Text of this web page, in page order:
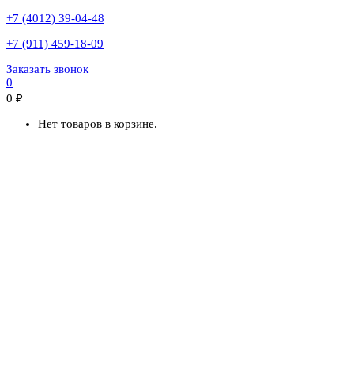
+7 (4012) 39-04-48
+7 (911) 459-18-09
Заказать звонок
0
0 ₽
Нет товаров в корзине.